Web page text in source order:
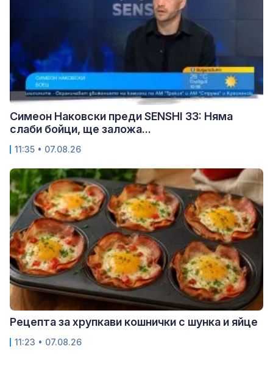
Симеон Наковски преди SENSHI 33: Няма
слаби бойци, ще заложа...
11:35 • 07.08.26
Рецепта за хрупкави кошнички с шунка и яйце
11:23 • 07.08.26